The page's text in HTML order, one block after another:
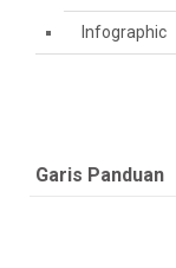
Infographic
Garis Panduan